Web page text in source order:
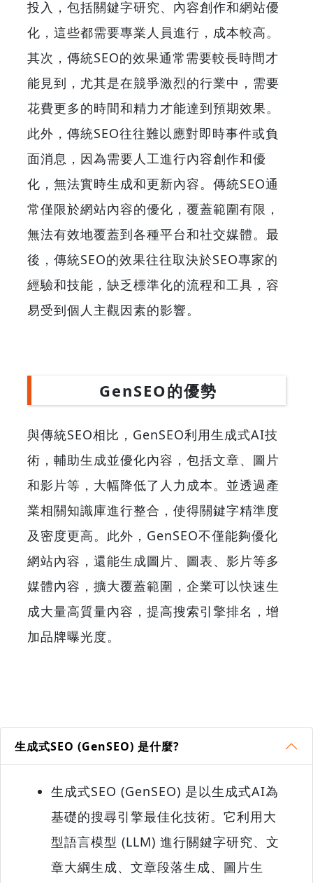
投入，包括關鍵字研究、內容創作和網站優
化，這些都需要專業人員進行，成本較高。
其次，傳統SEO的效果通常需要較長時間才
能見到，尤其是在競爭激烈的行業中，需要
花費更多的時間和精力才能達到預期效果。
此外，傳統SEO往往難以應對即時事件或負
面消息，因為需要人工進行內容創作和優
化，無法實時生成和更新內容。傳統SEO通
常僅限於網站內容的優化，覆蓋範圍有限，
無法有效地覆蓋到各種平台和社交媒體。最
後，傳統SEO的效果往往取決於SEO專家的
經驗和技能，缺乏標準化的流程和工具，容
易受到個人主觀因素的影響。
GenSEO的優勢
與傳統SEO相比，GenSEO利用生成式AI技
術，輔助生成並優化內容，包括文章、圖片
和影片等，大幅降低了人力成本。並透過產
業相關知識庫進行整合，使得關鍵字精準度
及密度更高。此外，GenSEO不僅能夠優化
網站內容，還能生成圖片、圖表、影片等多
媒體內容，擴大覆蓋範圍，企業可以快速生
成大量高質量內容，提高搜索引擎排名，增
加品牌曝光度。
生成式SEO (GenSEO) 是什麼?
生成式SEO (GenSEO) 是以生成式AI為
基礎的搜尋引擎最佳化技術。它利用大
型語言模型 (LLM) 進行關鍵字研究、文
章大綱生成、文章段落生成、圖片生